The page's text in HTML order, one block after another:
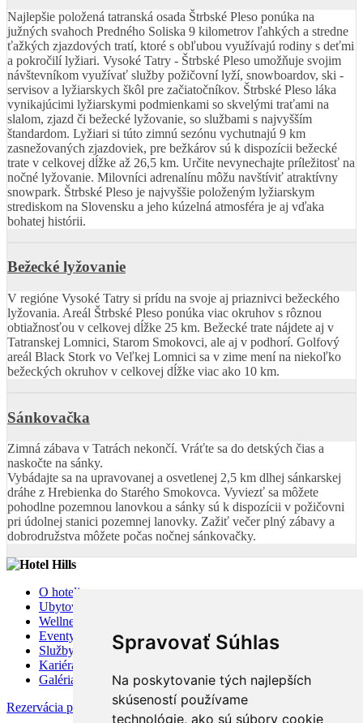
Spravovať Súhlas
Na poskytovanie tých najlepších
skúseností používame
technológie, ako sú súbory cookie
Najlepšie položená tatranská osada Štrbské Pleso ponúka na
južných svahoch Predného Soliska 9 kilometrov ľahkých a stredne
ťažkých zjazdových tratí, ktoré s obľubou využívajú rodiny s deťmi
a pokročilí lyžiari. Vysoké Tatry - Štrbské Pleso umožňuje svojim
návštevníkom využívať služby požičovní lyží, snowboardov, ski -
servisov a lyžiarskych škôl pre začiatočníkov. Štrbské Pleso láka
vynikajúcimi lyžiarskymi podmienkami so skvelými traťami na
slalom, zjazd či bežecké lyžovanie, so službami s najvyšším
štandardom. Lyžiari si túto zimnú sezónu vychutnajú 9 km
zasnežovaných zjazdoviek, pre bežkárov sú k dispozícii bežecké
trate v celkovej dĺžke až 26,5 km. Určite nevynechajte príležitosť na
nočné lyžovanie. Milovníci adrenalínu môžu navštíviť atraktívny
snowpark. Štrbské Pleso je najvyššie položeným lyžiarskym
strediskom na Slovensku a jeho kúzelná atmosféra je aj vďaka
bohatej histórii.
Bežecké lyžovanie
V regióne Vysoké Tatry si prídu na svoje aj priaznivci bežeckého
lyžovania. Areál Štrbské Pleso ponúka viac okruhov s rôznou
obtiažnosťou v celkovej dĺžke 25 km. Bežecké trate nájdete aj v
Tatranskej Lomnici, Starom Smokovci, ale aj v podhorí. Golfový
areál Black Stork vo Veľkej Lomnici sa v zime mení na niekoľko
bežeckých okruhov v celkovej dĺžke viac ako 10 km.
Sánkovačka
Zimná zábava v Tatrách nekončí. Vráťte sa do detských čias a
naskočte na sánky.
Vybádajte sa na upravovanej a osvetlenej 2,5 km dlhej sánkarskej
dráhe z Hrebienka do Starého Smokovca. Vyviezť sa môžete
pohodlne pozemnou lanovkou a sánky sú k dispozícii v požičovni
pri údolnej stanici pozemnej lanovky. Zažiť večer plný zábavy a
dobrodružstva môžete počas nočnej sánkovačky.
O hoteli
Ubytovanie
Wellness
Eventy
Služby
Kariéra
Galéria
Rezervácia pobytu